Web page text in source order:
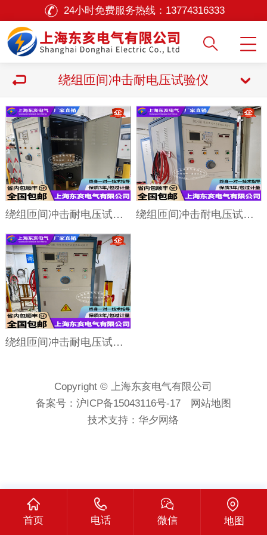
24小时免费服务热线： 13774316333
绕组匝间冲击耐电压试验仪
绕组匝间冲击耐电压试验仪变压器绕组电器线圈绕组的匝间绝缘检测 绕组匝间冲击耐电压试验仪 35KV及以下高压电机绕组匝间绝缘检测
绕组匝间冲击耐电压试验仪 冲击波电压4～35kV 冲击波频率 6.25Hz
Copyright © 上海东亥电气有限公司
备案号： 沪ICP备15043116号-17
网站地图
技术支持：华夕网络
首页 电话 微信 地图